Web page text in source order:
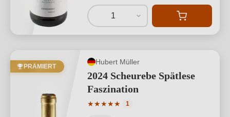
1
PRÄMIERT
Hubert Müller
2024 Scheurebe Spätlese
Faszination
★★★★★
Durchschnittliche Bewertung von 5
1